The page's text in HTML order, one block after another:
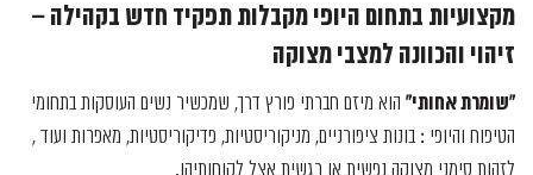
מקצועיות בתחום היופימקבלות תפקיד חדש בקהילה –
זיהוי והכוונה למצבי מצוקה
"שומרת אחותי" הוא מיזם חברתי פורץ דרך, שמכשיר נשים העוסקות בתחומי
הטיפוח והיופי : בונות ציפורניים, מניקוריסטיות, פדיקוריסטיות, מאפרות ועוד ,
לזהות סימני מצוקה נפשית או רגשית אצל לקוחותיהן.